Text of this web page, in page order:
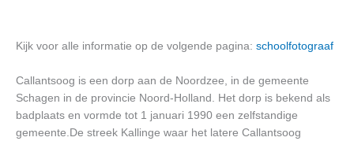
Kijk voor alle informatie op de volgende pagina: schoolfotograaf
Callantsoog is een dorp aan de Noordzee, in de gemeente
Schagen in de provincie Noord-Holland. Het dorp is bekend als
badplaats en vormde tot 1 januari 1990 een zelfstandige
gemeente.De streek Kallinge waar het latere Callantsoog